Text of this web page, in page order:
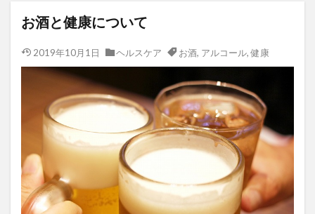
お酒と健康について
2019年10月1日 ヘルスケア お酒, アルコール,健康
抜け毛
発毛 発毛剤
美肌
リポソーム
育毛 育毛剤
薄毛
運動 酸化 乾燥
マッサージ
NMN
vegie お酒
くすみ
しわ
たるみ アルコール
サプリメント
スカルプ
ベジエ
スキンケア
セラミド
ダイエット